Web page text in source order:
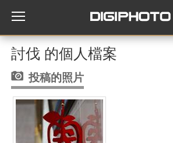
討伐 的個人檔案
投稿的照片